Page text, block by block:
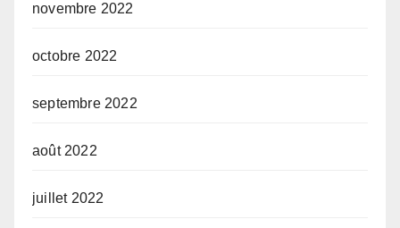
novembre 2022
octobre 2022
septembre 2022
août 2022
juillet 2022